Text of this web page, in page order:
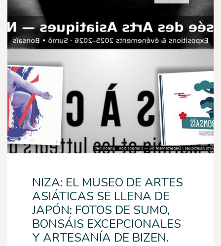
NIZA: EL MUSEO DE ARTES
ASIÁTICAS SE LLENA DE
JAPÓN: FOTOS DE SUMO,
BONSÁIS EXCEPCIONALES
Y ARTESANÍA DE BIZEN.